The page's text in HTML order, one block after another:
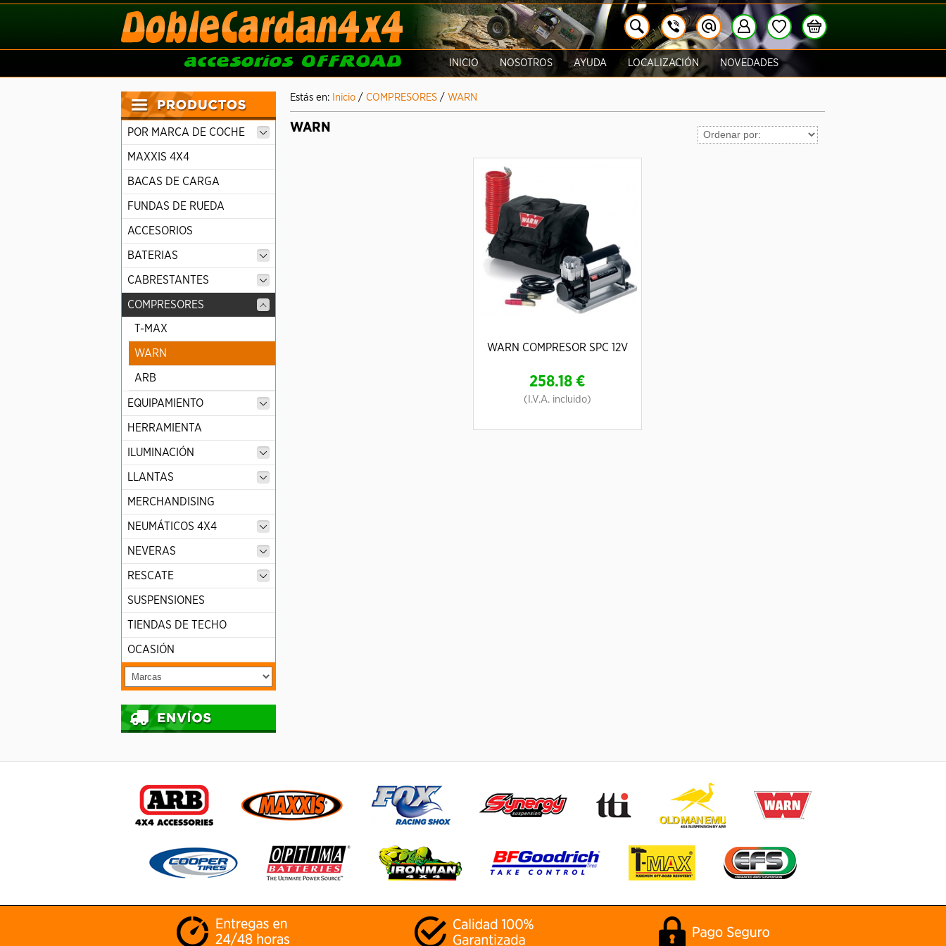
INICIO NOSOTROS AYUDA LOCALIZACIÓN NOVEDADES
POR MARCA DE COCHE
MAXXIS 4X4
BACAS DE CARGA
FUNDAS DE RUEDA
ACCESORIOS
BATERIAS
CABRESTANTES
COMPRESORES
T-MAX
WARN
ARB
EQUIPAMIENTO
HERRAMIENTA
ILUMINACIÓN
LLANTAS
MERCHANDISING
NEUMÁTICOS 4X4
NEVERAS
RESCATE
SUSPENSIONES
TIENDAS DE TECHO
OCASIÓN
Estás en: Inicio / COMPRESORES / WARN
WARN
WARN COMPRESOR SPC 12V
258.18 €
(I.V.A. incluido)